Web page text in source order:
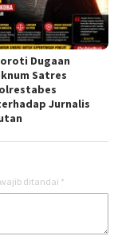
Dugaan
Satres
Jurnalis
ditandai *